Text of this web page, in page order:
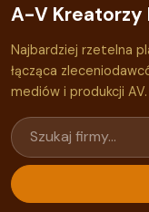
A-V Kreatorzy
Najbardziej rzetelna
łącząca
mediów i produkcji AV.